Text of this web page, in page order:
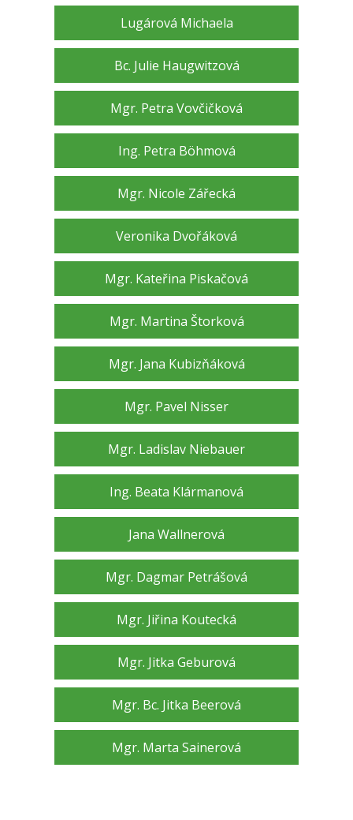
Lugárová Michaela
Bc. Julie Haugwitzová
Mgr. Petra Vovčičková
Ing. Petra Böhmová
Mgr. Nicole Zářecká
Veronika Dvořáková
Mgr. Kateřina Piskačová
Mgr. Martina Štorková
Mgr. Jana Kubizňáková
Mgr. Pavel Nisser
Mgr. Ladislav Niebauer
Ing. Beata Klármanová
Jana Wallnerová
Mgr. Dagmar Petrášová
Mgr. Jiřina Koutecká
Mgr. Jitka Geburová
Mgr. Bc. Jitka Beerová
Mgr. Marta Sainerová